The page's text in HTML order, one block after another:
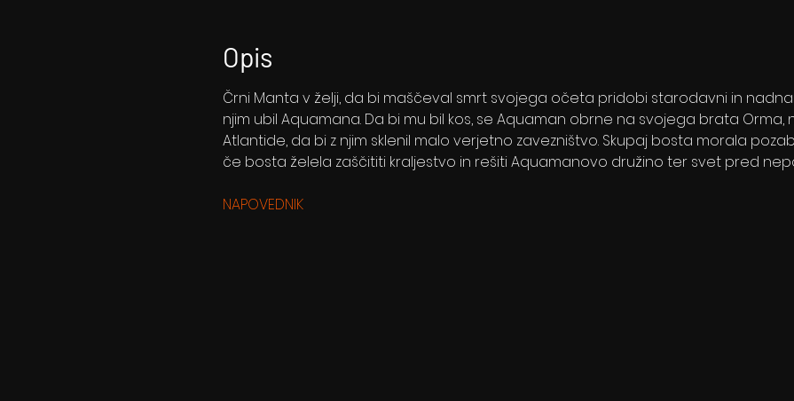
Opis
Črni Manta v želji, da bi maščeval smrt svojega očeta pridobi starodavni in
njim ubil Aquamana. Da bi mu bil kos, se Aquaman obrne na svojega brata Orma,
Atlantide, da bi z njim sklenil malo verjetno zavezništvo. Skupaj bosta morala
če bosta želela zaščititi kraljestvo in rešiti Aquamanovo družino ter svet pred
NAPOVEDNIK